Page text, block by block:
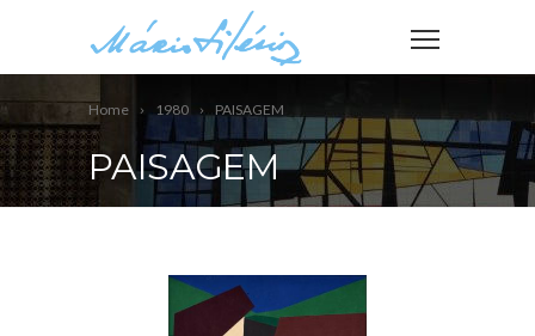
Home 1980 PAISAGEM
PAISAGEM